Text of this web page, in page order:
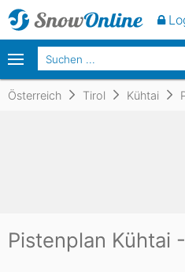
Österreich Tirol Kühtai
Pistenplan Kühtai